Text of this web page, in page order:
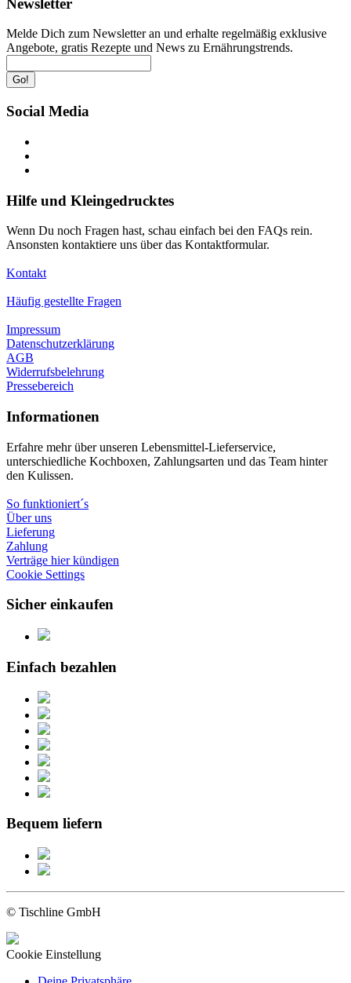
Melde Dich zum Newsletter an und erhalte regelmäßig exklusive
Angebote, gratis Rezepte und News zu Ernährungstrends.
Go!
Social Media
Hilfe und Kleingedrucktes
Wenn Du noch Fragen hast, schau einfach bei den FAQs rein.
Ansonsten kontaktiere uns über das Kontaktformular.
Kontakt
Häufig gestellte Fragen
Impressum
Datenschutzerklärung
AGB
Widerrufsbelehrung
Pressebereich
Informationen
Erfahre mehr über unseren Lebensmittel-Lieferservice,
unterschiedliche Kochboxen, Zahlungsarten und das Team hinter
den Kulissen.
So funktioniert´s
Über uns
Lieferung
Zahlung
Verträge hier kündigen
Cookie Settings
Sicher einkaufen
Einfach bezahlen
Bequem liefern
© Tischline GmbH
Cookie Einstellung